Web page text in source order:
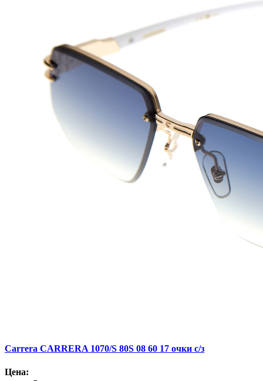
Carrera CARRERA 1070/S 80S 08 60 17 очки с/з
Цена: